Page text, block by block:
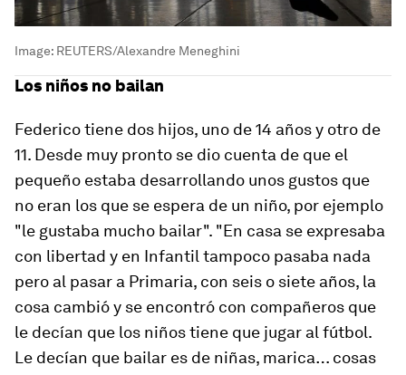
Image: REUTERS/Alexandre Meneghini
Los niños no bailan
Federico tiene dos hijos, uno de 14 años y otro de
11. Desde muy pronto se dio cuenta de que el
pequeño estaba desarrollando unos gustos que
no eran los que se espera de un niño, por ejemplo
"le gustaba mucho bailar". "En casa se expresaba
con libertad y en Infantil tampoco pasaba nada
pero al pasar a Primaria, con seis o siete años, la
cosa cambió y se encontró con compañeros que
le decían que los niños tiene que jugar al fútbol.
Le decían que bailar es de niñas, marica… cosas